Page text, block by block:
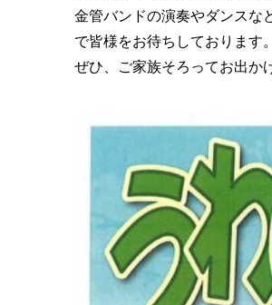
金管バンドの演奏やダンスな
で皆様をお待ちしております。
ぜひ、ご家族そろってお出か